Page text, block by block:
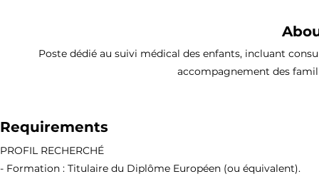
Poste dédié au suivi médical des enfants, incluant
accompagnement des
Requirements
PROFIL RECHERCHÉ
- Formation : Titulaire du Diplôme Européen (ou équivalent).